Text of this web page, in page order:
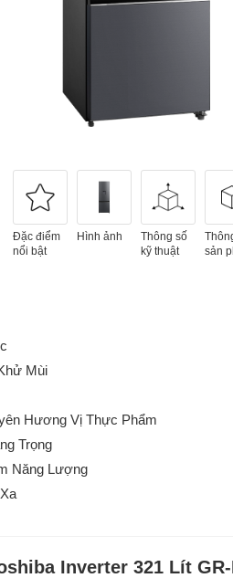
Đặc điểm
nổi bật
Hình ảnh
Thông số
kỹ thuật
sản
Mùi
Hương Vị Thực Phẩm
Trọng
Năng Lượng
Inverter 321 Lít GR-